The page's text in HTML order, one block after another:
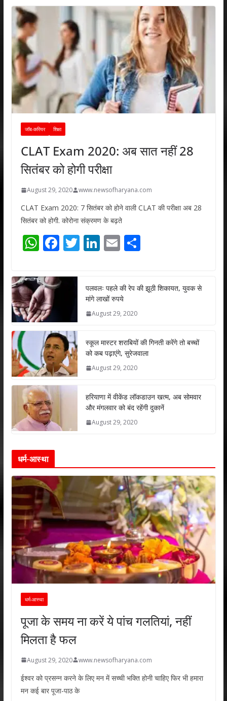
जॉब-करियर शिक्षा
CLAT Exam 2020: अब सात नहीं 28
सितंबर को होगी परीक्षा
August 29, 2020 www.newsofharyana.com
CLAT Exam 2020: 7 सितंबर को होने वाली CLAT की परीक्षा अब 28
सितंबर को होगी. कोरोना संक्रमण के बढ़ते
W
at
s
A
p
p
F
e
b
o
k
T
er
Li
e
dI
n
E
l
S
e
पलवलः पहले की रेप की झूठी शिकायत, युवक से
मांगे लाखों रुपये
August 29, 2020
स्कूल मास्टर शराबियों की गिनती करेंगे तो बच्चों
को कब पढ़ाएंगे, सुरेजवाला
August 29, 2020
हरियाणा में वीकेंड लॉकडाउन खत्म, अब सोमवार
और मंगलवार को बंद रहेंगी दुकानें
August 29, 2020
धर्म-आस्था
धर्म-आस्था
पूजा के समय ना करें ये पांच गलतियां, नहीं
मिलता है फल
August 29, 2020 www.newsofharyana.com
ईश्वर को प्रसन्न करने के लिए मन में सच्ची भक्ति होनी चाहिए फिर भी हमारा
मन कई बार पूजा-पाठ के